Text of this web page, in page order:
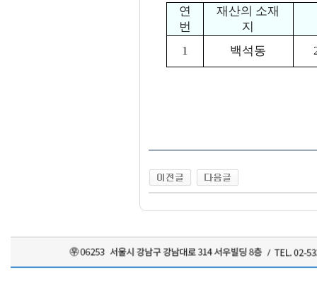
연
번
재산의 소재
지
1
백석동